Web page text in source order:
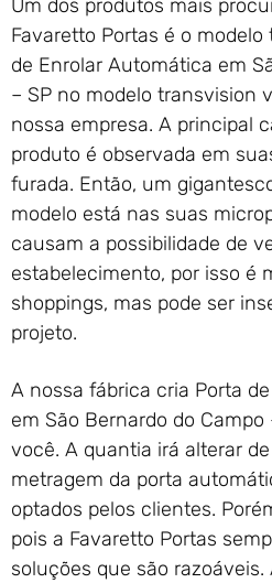
Um dos produtos mais
Favaretto Portas é o
de Enrolar Automática em
– SP no modelo transvision
nossa empresa. A principal
produto é observada em
furada. Então, um
modelo está nas suas
causam a possibilidade de
estabelecimento, por isso é
shoppings, mas pode ser
projeto.
A nossa fábrica cria Porta
em São Bernardo do Campo
você. A quantia irá alterar
metragem da porta
optados pelos clientes.
pois a Favaretto Portas
soluções que são razoáveis.